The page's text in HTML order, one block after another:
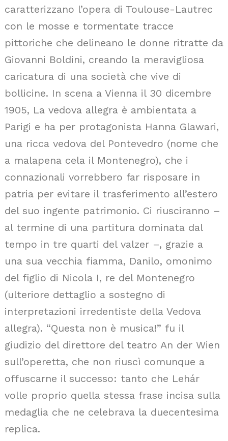
caratterizzano l’opera di Toulouse-Lautrec
con le mosse e tormentate tracce
pittoriche che delineano le donne ritratte da
Giovanni Boldini, creando la meravigliosa
caricatura di una società che vive di
bollicine. In scena a Vienna il 30 dicembre
1905, La vedova allegra è ambientata a
Parigi e ha per protagonista Hanna Glawari,
una ricca vedova del Pontevedro (nome che
a malapena cela il Montenegro), che i
connazionali vorrebbero far risposare in
patria per evitare il trasferimento all’estero
del suo ingente patrimonio. Ci riusciranno –
al termine di una partitura dominata dal
tempo in tre quarti del valzer –, grazie a
una sua vecchia fiamma, Danilo, omonimo
del figlio di Nicola I, re del Montenegro
(ulteriore dettaglio a sostegno di
interpretazioni irredentiste della Vedova
allegra). “Questa non è musica!” fu il
giudizio del direttore del teatro An der Wien
sull’operetta, che non riuscì comunque a
offuscarne il successo: tanto che Lehár
volle proprio quella stessa frase incisa sulla
medaglia che ne celebrava la duecentesima
replica.